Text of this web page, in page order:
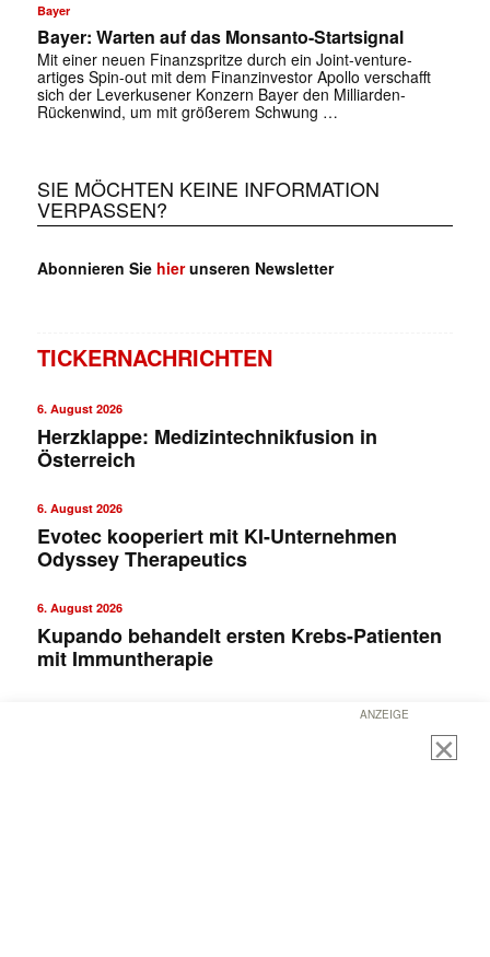
Bayer
Bayer: Warten auf das Monsanto-Startsignal
Mit einer neuen Finanzspritze durch ein Joint-venture-
artiges Spin-out mit dem Finanzinvestor Apollo verschafft
sich der Leverkusener Konzern Bayer den Milliarden-
Rückenwind, um mit größerem Schwung …
SIE MÖCHTEN KEINE INFORMATION
VERPASSEN?
Abonnieren Sie hierunseren Newsletter
TICKERNACHRICHTEN
6. August 2026
Herzklappe: Medizintechnikfusion in
Österreich
6. August 2026
Evotec kooperiert mit KI-Unternehmen
Odyssey Therapeutics
6. August 2026
Kupando behandelt ersten Krebs-Patienten
mit Immuntherapie
ANZEIGE